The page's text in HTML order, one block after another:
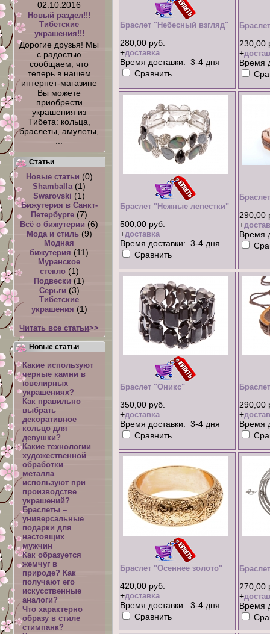
Браслет "Небесный взгляд"
280,00 руб.
+доставка
Время доставки: 3-4 дня
Сравнить
230,00
+
Время
Браслет "Нежные лепестки"
500,00 руб.
+доставка
Время доставки: 3-4 дня
Сравнить
290,00
+
Время
Браслет "Оникс"
350,00 руб.
+доставка
Время доставки: 3-4 дня
Сравнить
290,00
+
Время
Браслет "Осеннее золото"
420,00 руб.
+доставка
Время доставки: 3-4 дня
Сравнить
270,00
+
Время
02.10.2016
Новый раздел!!!
Тибетские
украшения!!!
Дорогие друзья! Мы
с радостью
сообщаем, что
теперь в нашем
интернет-магазине
Вы можете
приобрести
украшения из
Тибета: кольца,
браслеты, амулеты,
Статьи
Новые статьи (0)
Shamballa (1)
Swarovski (1)
Бижутерия в Санкт-
Петербурге (7)
Всё о бижутерии (6)
Мода и стиль(9)
Модная
бижутерия (11)
Муранское
стекло(1)
Подвески (1)
Серьги (3)
Тибетские
украшения (1)
Читать все статьи>>
Новые статьи
Какие используют
черные камни в
ювелирных
украшениях?
Как правильно
выбрать
декоративное
кольцо для
девушки?
Какие технологии
художественной
обработки
металла
используют при
производстве
украшений?
Браслеты –
универсальные
подарки для
настоящих
мужчин
Как образуется
жемчуг в
природе? Как
получают его
искусственные
аналоги?
Что характерно
образу в стиле
стимпанк?